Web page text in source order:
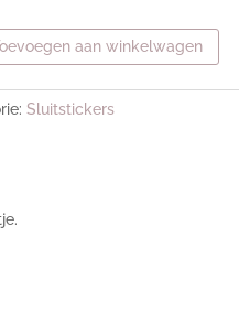
aan winkelwagen
Sluitstickers